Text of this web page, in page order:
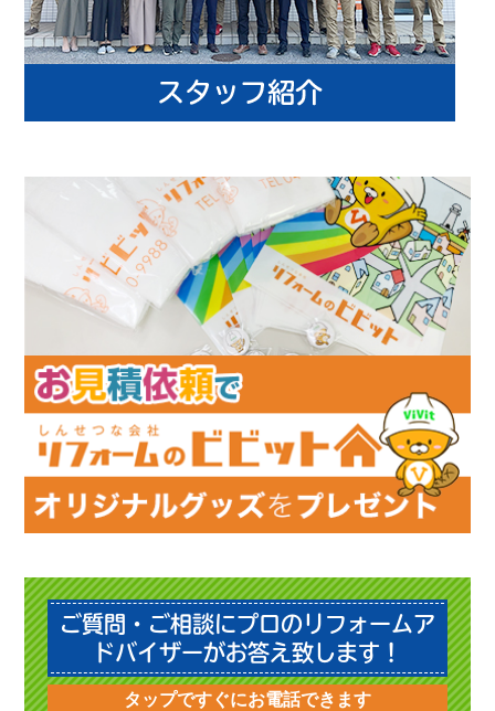
ご質問・ご相談にプロのリフォームア
ドバイザーがお答え致します！
タップですぐにお電話できます